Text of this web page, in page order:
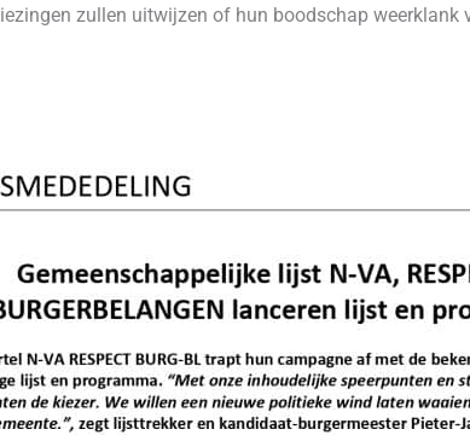
zullen uitwijzen of hun boodschap